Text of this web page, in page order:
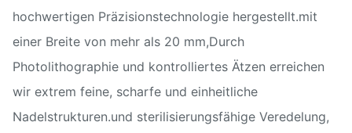
hochwertigen Präzisionstechnologie hergestellt.mit
einer Breite von mehr als 20 mm,Durch
Photolithographie und kontrolliertes Ätzen erreichen
wir extrem feine, scharfe und einheitliche
Nadelstrukturen.und sterilisierungsfähige Veredelung,